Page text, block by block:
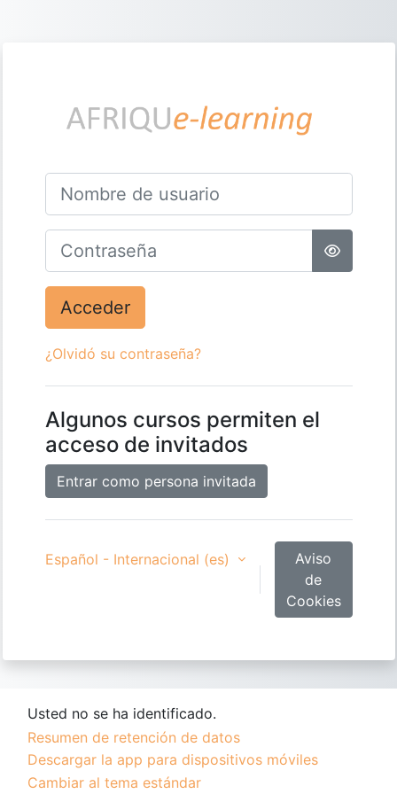
Entrar a
Acceder
¿Olvidó su contraseña?
Algunos cursos permiten el
acceso de invitados
Entrar como persona invitada
Español - Internacional ‎(es)‎
Aviso
de
Cookies
Usted no se ha identificado.
Resumen de retención de datos
Descargar la app para dispositivos móviles
Cambiar al tema estándar